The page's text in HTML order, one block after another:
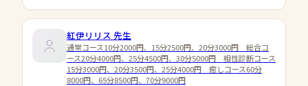
紅伊リリス 先生
通常コース10分2000円、15分2500円、20分3000円 総合コ
ース20分4000円、25分4500円、30分5000円 相性診断コース
15分3000円、20分3500円、25分4000円 癒しコース60分
8000円、65分8500円、70分9000円